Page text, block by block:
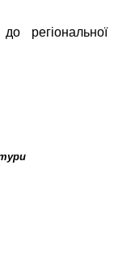
регіональної